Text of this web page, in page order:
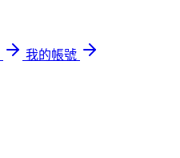
我的帳號